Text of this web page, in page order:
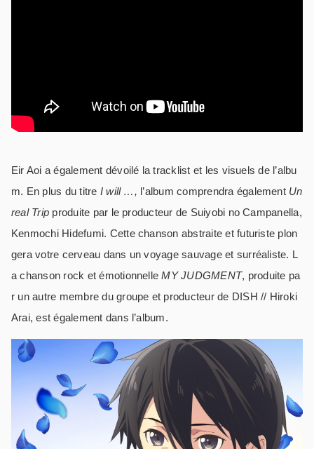
Eir Aoi a également dévoilé la tracklist et les visuels de l’albu
m. En plus du titre I will …, l’album comprendra également Un
real Trip produite par le producteur de Suiyobi no Campanella,
Kenmochi Hidefumi. Cette chanson abstraite et futuriste plon
gera votre cerveau dans un voyage sauvage et surréaliste. L
a chanson rock et émotionnelleMY JUDGMENT, produite pa
r un autre membre du groupe et producteur de DISH // Hiroki
Arai, est également dans l’album.